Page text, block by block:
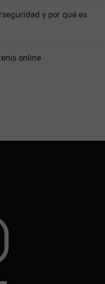
y por qué es
online